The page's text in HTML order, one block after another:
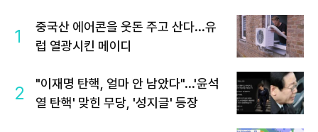
1
중국산 에어콘을 웃돈 주고 산다...유
럽 열광시킨 메이디
2
"이재명 탄핵, 얼마 안 남았다"...'윤석
열 탄핵' 맞힌 무당, '성지글' 등장